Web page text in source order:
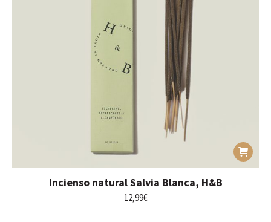
Incienso natural Salvia Blanca, H&B
12,99€